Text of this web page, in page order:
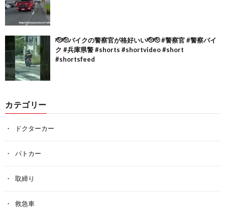
🫡🫡バイクの警察官が格好いい🫡🫡 #警察官 #警察バイ
ク #兵庫県警 #shorts #shortvideo #short
#shortsfeed
カテゴリー
ドクターカー
パトカー
取締り
救急車